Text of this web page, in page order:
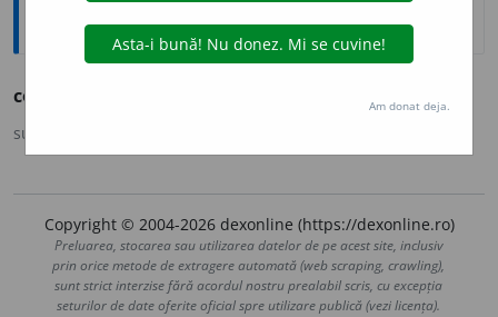
Ortografice DOOM
confrunt
sursa:
Copyright © 2004-2026 dexonline (https://dexonline.ro)
Preluarea, stocarea sau utilizarea datelor de pe acest site, inclusiv
prin orice metode de extragere automată (web scraping, crawling),
sunt strict interzise fără acordul nostru prealabil scris, cu excepția
seturilor de date oferite oficial spre utilizare publică (vezi licența).
Am donat deja.